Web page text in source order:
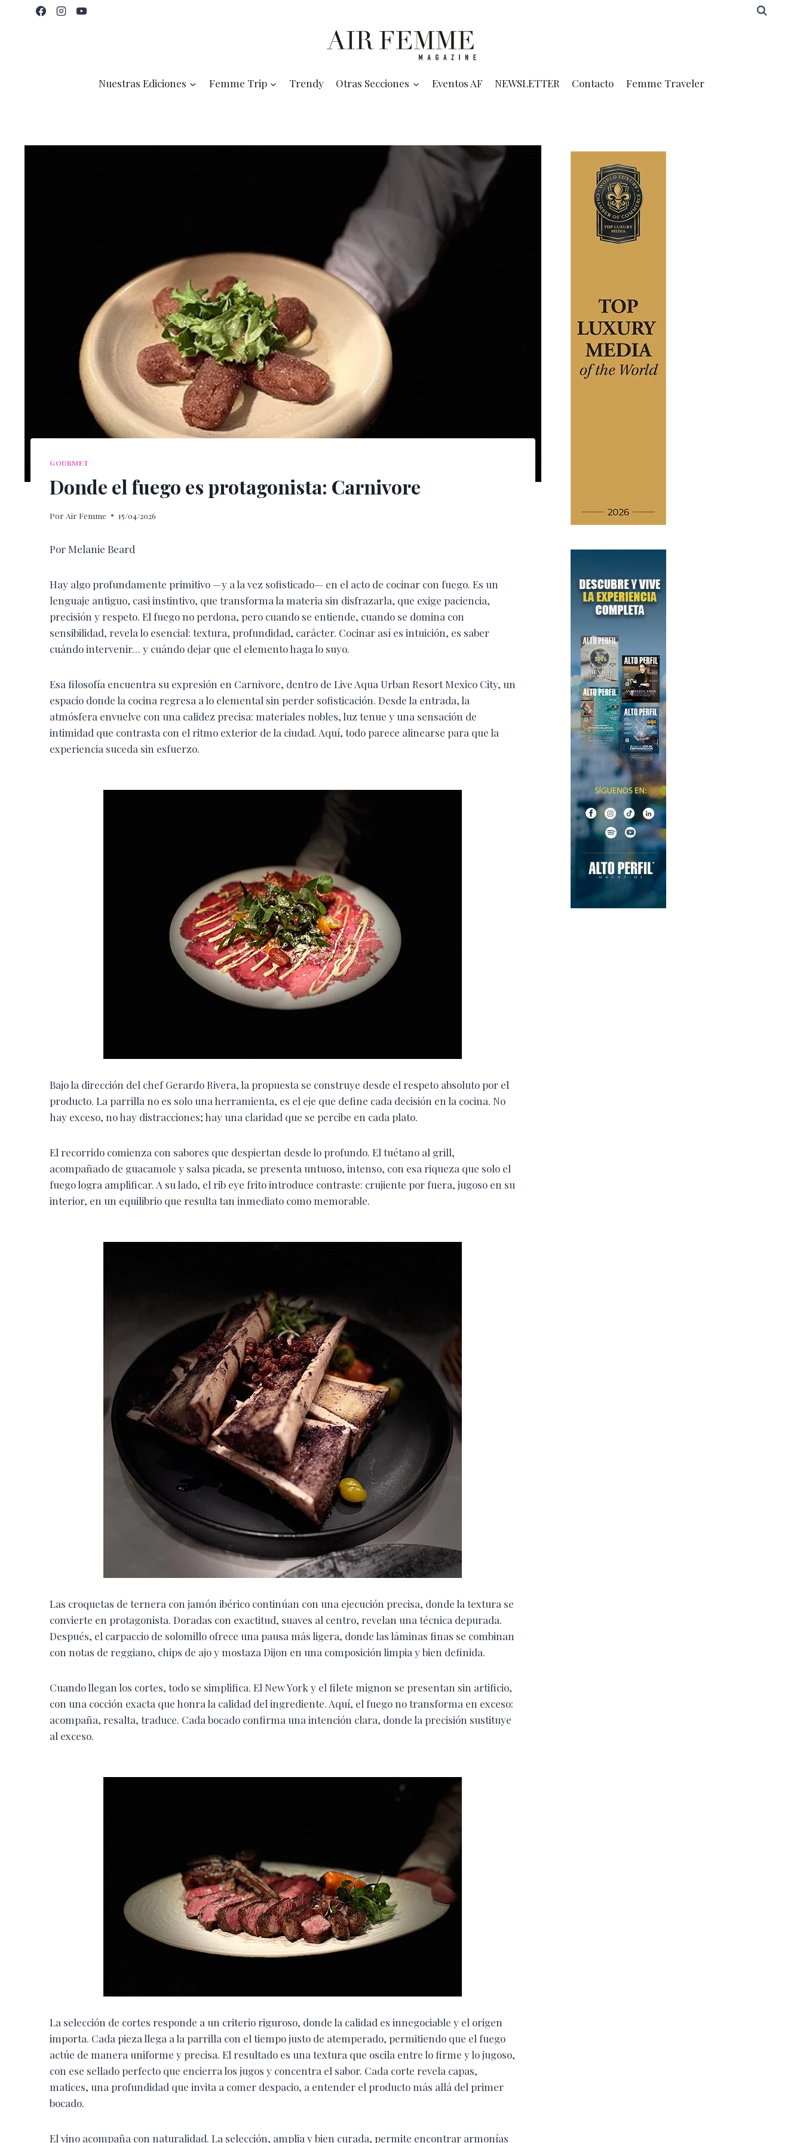
Nuestras Ediciones Femme Trip Trendy Otras Secciones Eventos AF NEWSLETTER Contacto Femme Traveler
GOURMET
Donde el fuego es protagonista: Carnivore
Por Air Femme 15/04/2026
Por Melanie Beard
Hay algo profundamente primitivo —y a la vez sofisticado— en el acto de cocinar con fuego. Es un
lenguaje antiguo, casi instintivo, que transforma la materia sin disfrazarla, que exige paciencia,
precisión y respeto. El fuego no perdona, pero cuando se entiende, cuando se domina con
sensibilidad, revela lo esencial: textura, profundidad, carácter. Cocinar así es intuición, es saber
cuándo intervenir… y cuándo dejar que el elemento haga lo suyo.
Esa filosofía encuentra su expresión en Carnivore, dentro de Live Aqua Urban Resort Mexico City, un
espacio donde la cocina regresa a lo elemental sin perder sofisticación. Desde la entrada, la
atmósfera envuelve con una calidez precisa: materiales nobles, luz tenue y una sensación de
intimidad que contrasta con el ritmo exterior de la ciudad. Aquí, todo parece alinearse para que la
experiencia suceda sin esfuerzo.
Bajo la dirección del chef Gerardo Rivera, la propuesta se construye desde el respeto absoluto por el
producto. La parrilla no es solo una herramienta, es el eje que define cada decisión en la cocina. No
hay exceso, no hay distracciones; hay una claridad que se percibe en cada plato.
El recorrido comienza con sabores que despiertan desde lo profundo. El tuétano al grill,
acompañado de guacamole y salsa picada, se presenta untuoso, intenso, con esa riqueza que solo el
fuego logra amplificar. A su lado, el rib eye frito introduce contraste: crujiente por fuera, jugoso en su
interior, en un equilibrio que resulta tan inmediato como memorable.
Las croquetas de ternera con jamón ibérico continúan con una ejecución precisa, donde la textura se
convierte en protagonista. Doradas con exactitud, suaves al centro, revelan una técnica depurada.
Después, el carpaccio de solomillo ofrece una pausa más ligera, donde las láminas finas se combinan
con notas de reggiano, chips de ajo y mostaza Dijon en una composición limpia y bien definida.
Cuando llegan los cortes, todo se simplifica. El New York y el filete mignon se presentan sin artificio,
con una cocción exacta que honra la calidad del ingrediente. Aquí, el fuego no transforma en exceso:
acompaña, resalta, traduce. Cada bocado confirma una intención clara, donde la precisión sustituye
al exceso.
La selección de cortes responde a un criterio riguroso, donde la calidad es innegociable y el origen
importa. Cada pieza llega a la parrilla con el tiempo justo de atemperado, permitiendo que el fuego
actúe de manera uniforme y precisa. El resultado es una textura que oscila entre lo firme y lo jugoso,
con ese sellado perfecto que encierra los jugos y concentra el sabor. Cada corte revela capas,
matices, una profundidad que invita a comer despacio, a entender el producto más allá del primer
bocado.
El vino acompaña con naturalidad. La selección, amplia y bien curada, permite encontrar armonías